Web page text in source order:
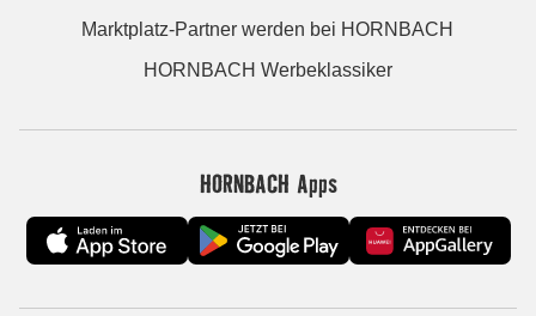
Marktplatz-Partner werden bei HORNBACH
HORNBACH Werbeklassiker
HORNBACH Apps